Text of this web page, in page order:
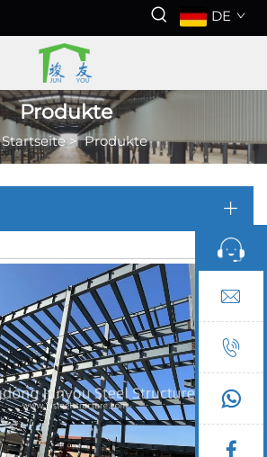
DE
Produkte
Startseite>Produkte